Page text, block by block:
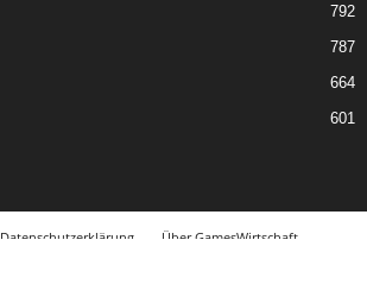
792
787
664
601
Datenschutzerklärung
Über GamesWirtschaft